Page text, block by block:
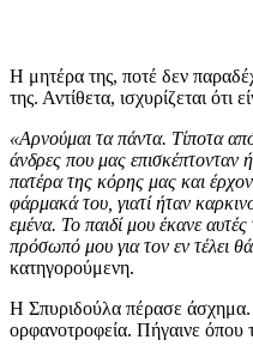
Η μητέρα της, ποτέ δεν
της. Αντίθετα, ισχυρίζεται ότι
«Αρνούμαι τα πάντα. Τίποτα
άνδρες που μας επισκέπτονταν
πατέρα της κόρης μας και
φάρμακά του, γιατί ήταν
εμένα. Το παιδί μου έκανε
πρόσωπό μου για τον εν τέλει
κατηγορούμενη.
Η Σπυριδούλα πέρασε
ορφανοτροφεία. Πήγαινε όπου